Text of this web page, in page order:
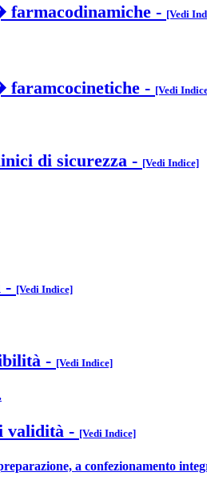
- [Vedi
- [Vedi
di sicurezza - [Vedi Indice]
- [Vedi Indice]
- [Vedi Indice]
validità - [Vedi Indice]
a confezionamento